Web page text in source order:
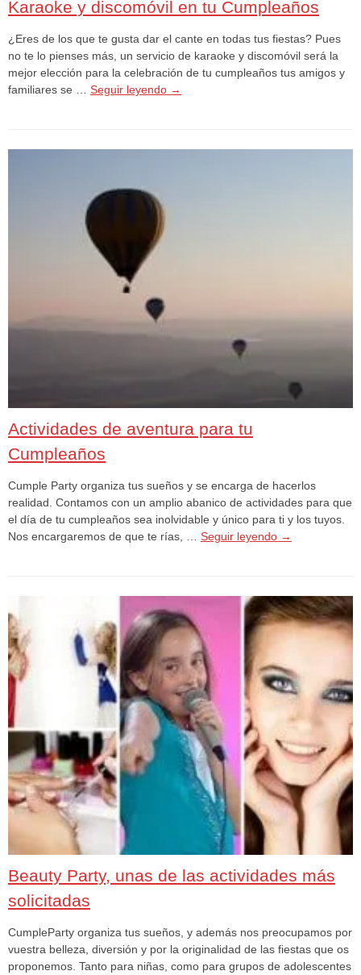
Karaoke y discomóvil en tu Cumpleaños
¿Eres de los que te gusta dar el cante en todas tus fiestas? Pues
no te lo pienses más, un servicio de karaoke y discomóvil será la
mejor elección para la celebración de tu cumpleaños tus amigos y
familiares se … Seguir leyendo →
Actividades de aventura para tu
Cumpleaños
Cumple Party organiza tus sueños y se encarga de hacerlos
realidad. Contamos con un amplio abanico de actividades para que
el día de tu cumpleaños sea inolvidable y único para ti y los tuyos.
Nos encargaremos de que te rías, … Seguir leyendo →
Beauty Party, unas de las actividades más
solicitadas
CumpleParty organiza tus sueños, y además nos preocupamos por
vuestra belleza, diversión y por la originalidad de las fiestas que os
proponemos. Tanto para niñas, como para grupos de adolescentes